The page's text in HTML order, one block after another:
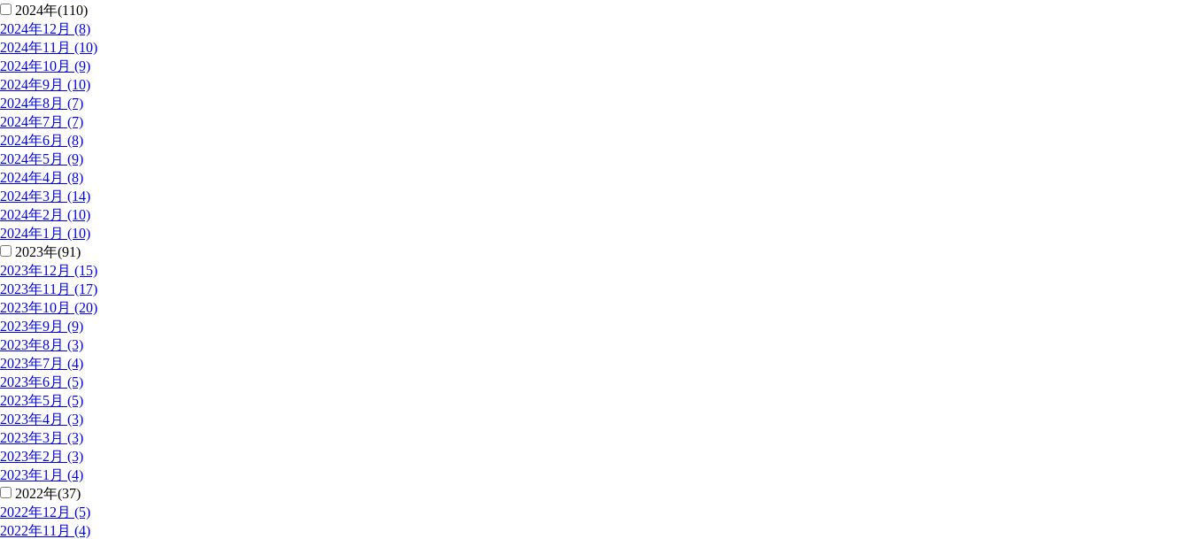
2024年(110)
2024年12月 (8)
2024年11月 (10)
2024年10月 (9)
2024年9月 (10)
2024年8月 (7)
2024年7月 (7)
2024年6月 (8)
2024年5月 (9)
2024年4月 (8)
2024年3月 (14)
2024年2月 (10)
2024年1月 (10)
2023年(91)
2023年12月 (15)
2023年11月 (17)
2023年10月 (20)
2023年9月 (9)
2023年8月 (3)
2023年7月 (4)
2023年6月 (5)
2023年5月 (5)
2023年4月 (3)
2023年3月 (3)
2023年2月 (3)
2023年1月 (4)
2022年(37)
2022年12月 (5)
2022年11月 (4)